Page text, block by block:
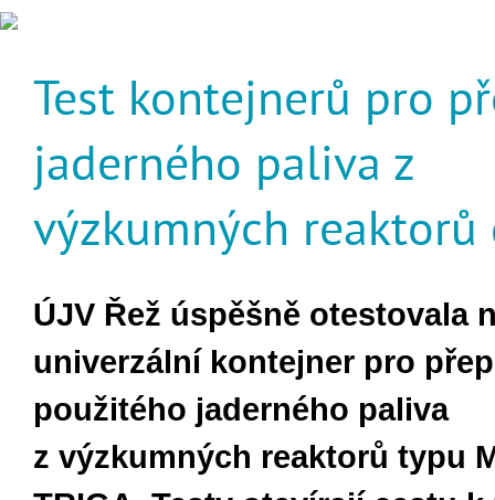
Test kontejnerů pro
jaderného paliva z
výzkumných reaktorů
ÚJV Řež úspěšně otestovala
univerzální kontejner pro
použitého jaderného paliva
z výzkumných reaktorů typu